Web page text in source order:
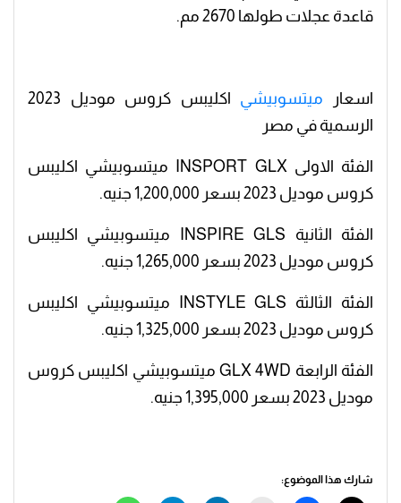
قاعدة عجلات طولها 2670 مم.
اسعار ميتسوبيشي
اكليبس كروس موديل 2023
الرسمية في مصر
الفئة الاولى INSPORT GLX ميتسوبيشي اكليبس
كروس موديل 2023 بسعر 1,200,000 جنيه.
الفئة الثانية INSPIRE GLS ميتسوبيشي اكليبس
كروس موديل 2023 بسعر 1,265,000 جنيه.
الفئة الثالثة INSTYLE GLS ميتسوبيشي اكليبس
كروس موديل 2023 بسعر 1,325,000 جنيه.
الفئة الرابعة GLX 4WD ميتسوبيشي اكليبس كروس
موديل 2023 بسعر 1,395,000 جنيه.
شارك هذا الموضوع: